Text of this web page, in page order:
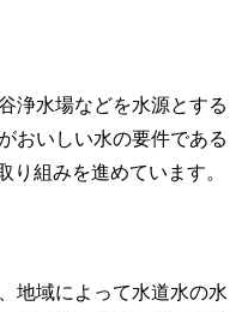
浄水場などを水源とする
おいしい水の要件である
り組みを進めています。
地域によって水道水の水